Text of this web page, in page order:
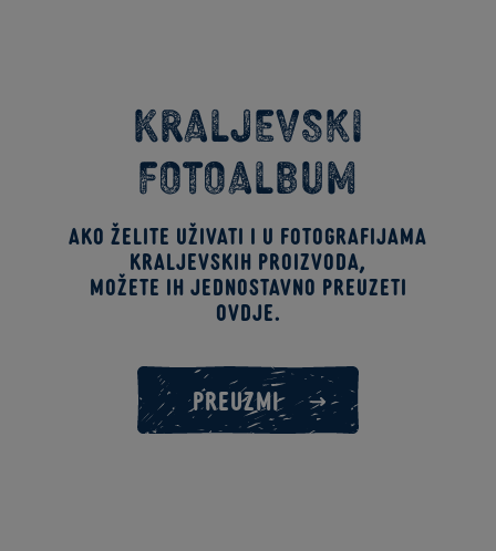
Kraljevski
fotoalbum
Ako želite uživati i u fotografijama
kraljevskih proizvoda,
možete ih jednostavno preuzeti
ovdje.
PREUZMI